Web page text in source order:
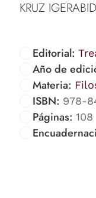
KRUZ
Editorial:
Año de
Materia:
ISBN: 978-
Páginas: 108